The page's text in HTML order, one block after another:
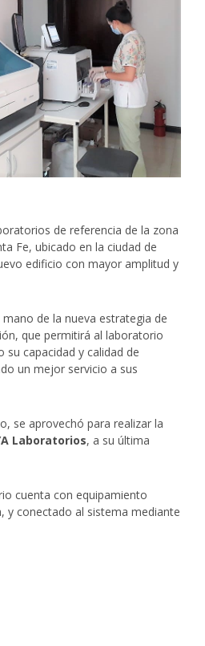
de referencia de la zona
Fe, ubicado en la ciudad de
edificio con mayor amplitud y
de la nueva estrategia de
que permitirá al laboratorio
capacidad y calidad de
un mejor servicio a sus
se aprovechó para realizar la
Laboratorios, a su última
cuenta con equipamiento
y conectado al sistema mediante